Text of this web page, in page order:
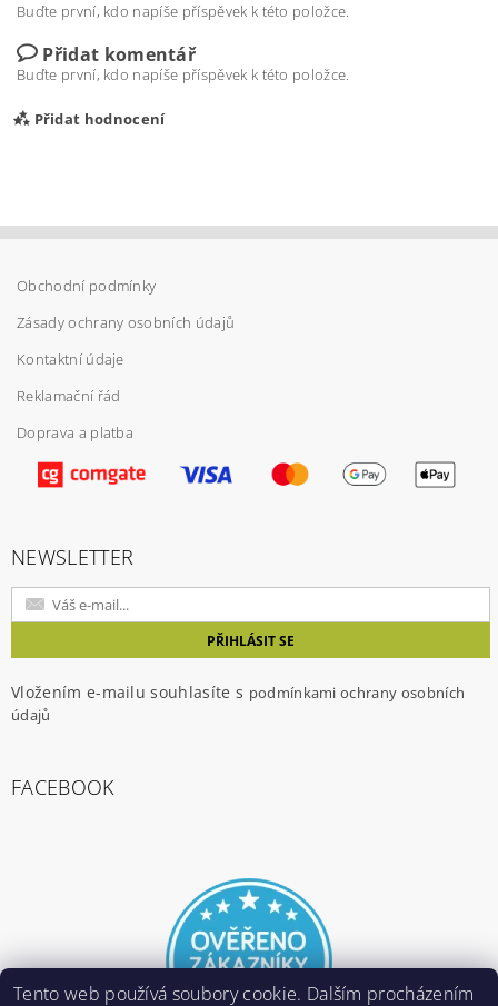
Buďte první, kdo napíše příspěvek k této položce.
Přidat komentář
Buďte první, kdo napíše příspěvek k této položce.
Přidat hodnocení
Vložením hodnocení souhlasíte spodmínkami
ochrany osobních údajů
Obchodní podmínky
Zásady ochrany osobních údajů
Kontaktní údaje
Reklamační řád
Doprava a platba
NEWSLETTER
Vložením e-mailu souhlasíte s podmínkami ochrany osobních
údajů
FACEBOOK
Tento web používá soubory cookie. Dalším procházením